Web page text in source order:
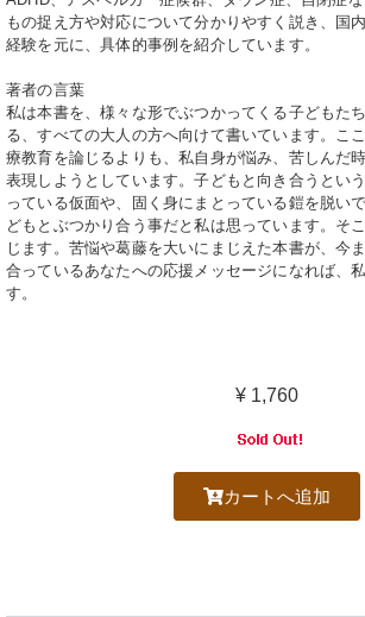
もの捉え方や対応について分かりやすく説き、国
経験を元に、具体的事例を紹介しています。
著者の言葉
私は本書を、様々な形でぶつかってくる子どもた
る、すべての大人の方へ向けて書いています。こ
療教育を論じるよりも、私自身が悩み、苦しんだ
表現しようとしています。子どもと向き合うとい
っている仮面や、固く身にまとっている鎧を脱い
どもとぶつかり合う事だと私は思っています。そ
じます。苦悩や葛藤を大いにまじえた本書が、今
合っているあなたへの応援メッセージになれば、
す。
¥ 1,760
カートへ追加